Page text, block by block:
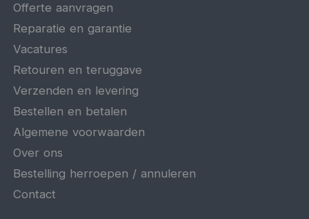
Offerte aanvragen
Reparatie en garantie
Vacatures
Retouren en teruggave
Verzenden en levering
Bestellen en betalen
Algemene voorwaarden
Over ons
Bestelling herroepen / annuleren
Contact